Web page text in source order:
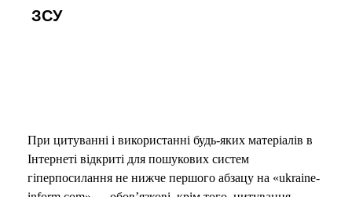
o
ЗСУ
При цитуванні і використанні будь-яких матеріалів в
Інтернеті відкриті для пошукових систем
гіперпосилання не нижче першого абзацу на «ukraine-